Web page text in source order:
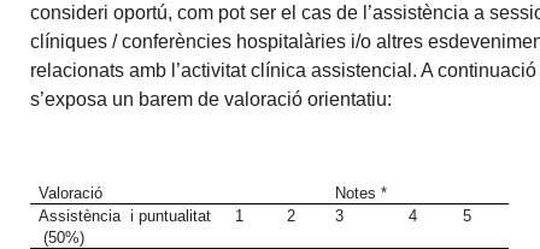
consideri oportú, com pot ser el cas de l’assistència a
clíniques / conferències hospitalàries i/o altres
relacionats amb l’activitat clínica assistencial. A continuació
s’exposa un barem de valoració orientatiu:
Valoració
Notes *
Assistència i puntualitat
(50%)
1 2 3 4 5